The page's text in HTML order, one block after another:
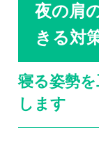
夜の肩
きる対
寝る姿勢
します